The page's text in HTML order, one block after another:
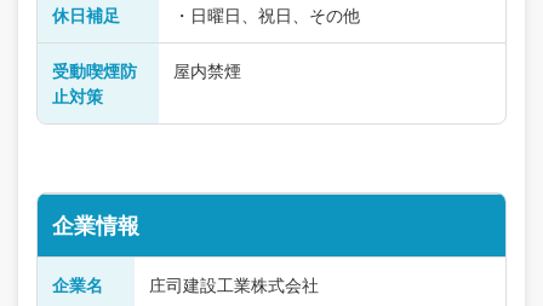
休日補足 ・日曜日、祝日、その他
受動喫煙防
止対策
屋内禁煙
企業情報
企業名 庄司建設工業株式会社